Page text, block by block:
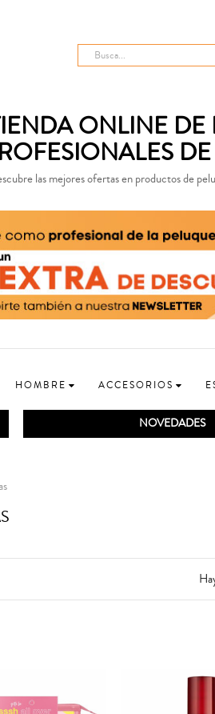
ONLINE DE
las mejores ofertas en productos de
HOMBRE ACCESORIOS
NOVEDADES